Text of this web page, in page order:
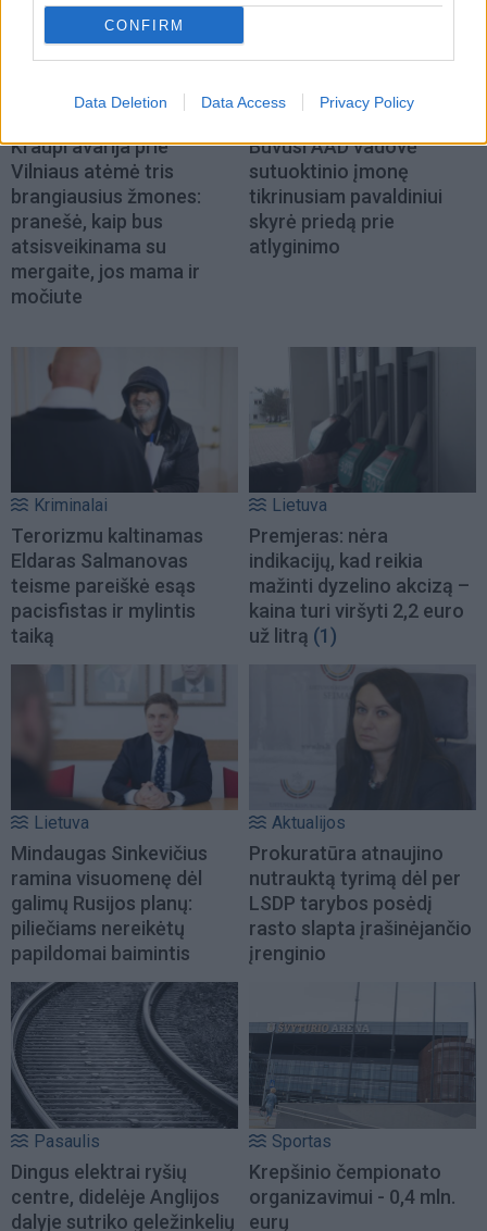
CONFIRM
Data Deletion Data Access Privacy Policy
Kraupi avarija prie
Vilniaus atėmė tris
brangiausius žmones:
pranešė, kaip bus
atsisveikinama su
mergaite, jos mama ir
močiute
Aktualijos
Buvusi AAD vadovė
sutuoktinio įmonę
tikrinusiam pavaldiniui
skyrė priedą prie
atlyginimo
Kriminalai
Terorizmu kaltinamas
Eldaras Salmanovas
teisme pareiškė esąs
pacisfistas ir mylintis
taiką
Lietuva
Premjeras: nėra
indikacijų, kad reikia
mažinti dyzelino akcizą –
kaina turi viršyti 2,2 euro
už litrą (1)
Lietuva
Mindaugas Sinkevičius
ramina visuomenę dėl
galimų Rusijos planų:
piliečiams nereikėtų
papildomai baimintis
Aktualijos
Prokuratūra atnaujino
nutrauktą tyrimą dėl per
LSDP tarybos posėdį
rasto slapta įrašinėjančio
įrenginio
Pasaulis
Dingus elektrai ryšių
centre, didelėje Anglijos
dalyje sutriko geležinkelių
Sportas
Krepšinio čempionato
organizavimui - 0,4 mln.
eurų